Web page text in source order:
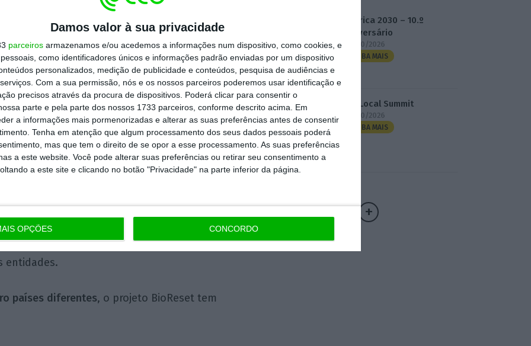
Damos valor à sua privacidade
parceiros armazenamos e/ou acedemos a informações num dispositivo, como cookies, e
como identificadores únicos e informações padrão enviadas por um dispositivo
personalizados, medição de publicidade e conteúdos, pesquisa de audiências e
Com a sua permissão, nós e os nossos parceiros poderemos usar identificação e
precisos através da procura de dispositivos. Poderá clicar para consentir o
parte e pela parte dos nossos 1733 parceiros, conforme descrito acima. Em
a informações mais pormenorizadas e alterar as suas preferências antes de consentir
Tenha em atenção que algum processamento dos seus dados pessoais poderá
mas que tem o direito de se opor a esse processamento. As suas preferências
a este website. Você pode alterar suas preferências ou retirar seu consentimento a
a este site e clicando no botão "Privacidade" na parte inferior da página.
OPÇÕES CONCORDO
de biossorventes por processos
que, posteriormente, serão
e reciclar os biossorventes.
levada a cabo pela empresaÁguas do
projeto, permitirá “conhecer o estado de
bem como usar os tratamentos
de fármacos e microplásticos,
nas comunidades de diatomáceas,
de Investigação Marinha e
BiodivRestore,
dados, metodologias e informações para
entidades.
países diferentes, o projeto BioReset tem
Fábrica 2030 – 10.º
Aniversário
14/10/2026
SAIBA MAIS
3.º Local Summit
07/10/2026
SAIBA MAIS